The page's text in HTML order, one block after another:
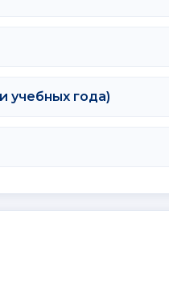
учебных года)